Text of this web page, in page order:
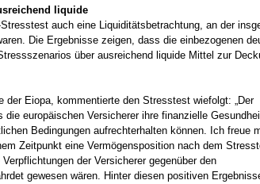
liquide
auch eine Liquiditätsbetrachtung, an der
Die Ergebnisse zeigen, dass die einbezogenen
über ausreichend liquide Mittel zur
der Eiopa, kommentierte den Stresstest wiefolgt: „Der
europäischen Versicherer ihre finanzielle
Bedingungen aufrechterhalten können. Ich freue
Zeitpunkt eine Vermögensposition nach dem
der Versicherer gegenüber den
gewesen wären. Hinter diesen positiven